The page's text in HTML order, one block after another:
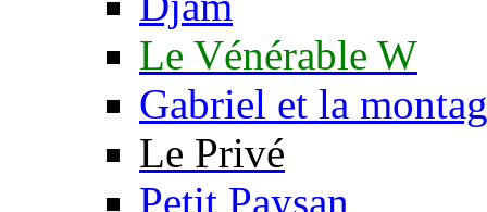
Le Vénérable W
Gabriel et la
Le Privé
Petit Paysan